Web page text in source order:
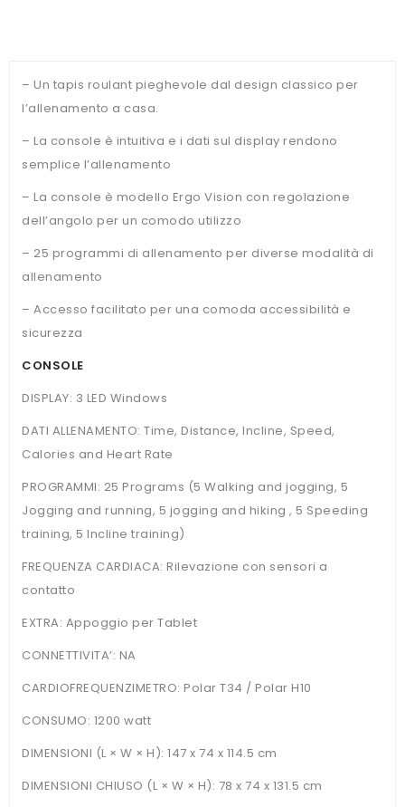
– Un tapis roulant pieghevole dal design classico per
l’allenamento a casa.
– La console è intuitiva e i dati sul display rendono
semplice l’allenamento
– La console è modello Ergo Vision con regolazione
dell’angolo per un comodo utilizzo
– 25 programmi di allenamento per diverse modalità di
allenamento
– Accesso facilitato per una comoda accessibilità e
sicurezza
CONSOLE
DISPLAY: 3 LED Windows
DATI ALLENAMENTO: Time, Distance, Incline, Speed,
Calories and Heart Rate
PROGRAMMI: 25 Programs (5 Walking and jogging, 5
Jogging and running, 5 jogging and hiking , 5 Speeding
training, 5 Incline training)
FREQUENZA CARDIACA: Rilevazione con sensori a
contatto
EXTRA: Appoggio per Tablet
CONNETTIVITA’: NA
CARDIOFREQUENZIMETRO: Polar T34 / Polar H10
CONSUMO: 1200 watt
DIMENSIONI (L × W × H): 147 x 74 x 114.5 cm
DIMENSIONI CHIUSO (L × W × H): 78 x 74 x 131.5 cm